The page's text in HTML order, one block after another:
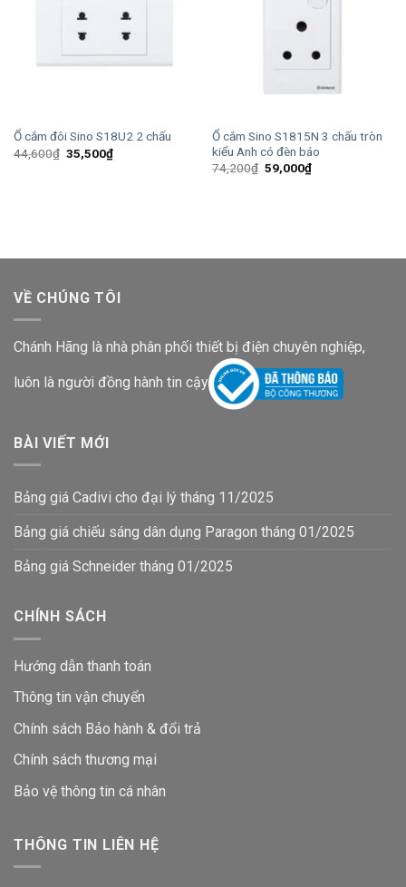
Ổ cắm đôi Sino S18U2 2 chấu
44,600₫ Giá
gốc
35,500₫Giá
hiện
Ổ cắm Sino S1815N 3 chấu tròn
kiểu Anh có đèn báo
74,200₫ Giá
gốc
59,000₫Giá
hiện
VỀ CHÚNG TÔI
Chánh Hãng là nhà phân phối thiết bị điện chuyên nghiệp,
luôn là người đồng hành tin cậy
BÀI VIẾT MỚI
Bảng giá Cadivi cho đại lý tháng 11/2025
Bảng giá chiếu sáng dân dụng Paragon tháng 01/2025
Bảng giá Schneider tháng 01/2025
CHÍNH SÁCH
Hướng dẫn thanh toán
Thông tin vận chuyển
Chính sách Bảo hành & đổi trả
Chính sách thương mại
Bảo vệ thông tin cá nhân
THÔNG TIN LIÊN HỆ